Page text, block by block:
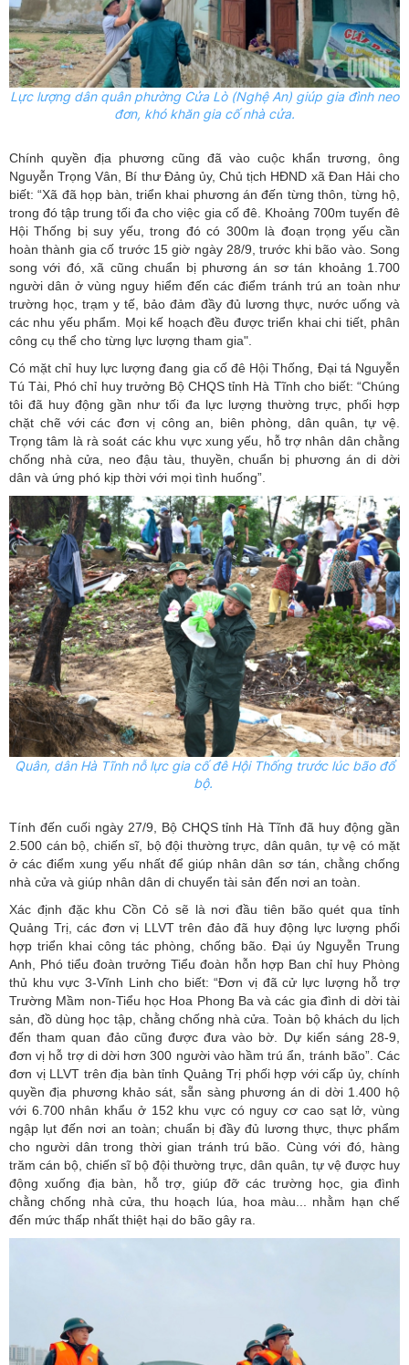
Lực lượng dân quân phường Cửa Lò (Nghệ An) giúp gia đình neo
đơn, khó khăn gia cố nhà cửa.
Chính quyền địa phương cũng đã vào cuộc khẩn trương, ông
Nguyễn Trọng Vân, Bí thư Đảng ủy, Chủ tịch HĐND xã Đan Hải cho
biết: “Xã đã họp bàn, triển khai phương án đến từng thôn, từng hộ,
trong đó tập trung tối đa cho việc gia cố đê. Khoảng 700m tuyến đê
Hội Thống bị suy yếu, trong đó có 300m là đoạn trọng yếu cần
hoàn thành gia cố trước 15 giờ ngày 28/9, trước khi bão vào. Song
song với đó, xã cũng chuẩn bị phương án sơ tán khoảng 1.700
người dân ở vùng nguy hiểm đến các điểm tránh trú an toàn như
trường học, trạm y tế, bảo đảm đầy đủ lương thực, nước uống và
các nhu yếu phẩm. Mọi kế hoạch đều được triển khai chi tiết, phân
công cụ thể cho từng lực lượng tham gia".
Có mặt chỉ huy lực lượng đang gia cố đê Hội Thống, Đại tá Nguyễn
Tú Tài, Phó chỉ huy trưởng Bộ CHQS tỉnh Hà Tĩnh cho biết: “Chúng
tôi đã huy động gần như tối đa lực lượng thường trực, phối hợp
chặt chẽ với các đơn vị công an, biên phòng, dân quân, tự vệ.
Trọng tâm là rà soát các khu vực xung yếu, hỗ trợ nhân dân chằng
chống nhà cửa, neo đậu tàu, thuyền, chuẩn bị phương án di dời
dân và ứng phó kịp thời với mọi tình huống”.
Quân, dân Hà Tĩnh nỗ lực gia cố đê Hội Thống trước lúc bão đổ
bộ.
Tính đến cuối ngày 27/9, Bộ CHQS tỉnh Hà Tĩnh đã huy động gần
2.500 cán bộ, chiến sĩ, bộ đội thường trực, dân quân, tự vệ có mặt
ở các điểm xung yếu nhất để giúp nhân dân sơ tán, chằng chống
nhà cửa và giúp nhân dân di chuyển tài sản đến nơi an toàn.
Xác định đặc khu Cồn Cỏ sẽ là nơi đầu tiên bão quét qua tỉnh
Quảng Trị, các đơn vị LLVT trên đảo đã huy động lực lượng phối
hợp triển khai công tác phòng, chống bão. Đại úy Nguyễn Trung
Anh, Phó tiểu đoàn trưởng Tiểu đoàn hỗn hợp Ban chỉ huy Phòng
thủ khu vực 3-Vĩnh Linh cho biết: “Đơn vị đã cử lực lượng hỗ trợ
Trường Mầm non-Tiểu học Hoa Phong Ba và các gia đình di dời tài
sản, đồ dùng học tập, chằng chống nhà cửa. Toàn bộ khách du lịch
đến tham quan đảo cũng được đưa vào bờ. Dự kiến sáng 28-9,
đơn vị hỗ trợ di dời hơn 300 người vào hầm trú ẩn, tránh bão”. Các
đơn vị LLVT trên địa bàn tỉnh Quảng Trị phối hợp với cấp ủy, chính
quyền địa phương khảo sát, sẵn sàng phương án di dời 1.400 hộ
với 6.700 nhân khẩu ở 152 khu vực có nguy cơ cao sạt lở, vùng
ngập lụt đến nơi an toàn; chuẩn bị đầy đủ lương thực, thực phẩm
cho người dân trong thời gian tránh trú bão. Cùng với đó, hàng
trăm cán bộ, chiến sĩ bộ đội thường trực, dân quân, tự vệ được huy
động xuống địa bàn, hỗ trợ, giúp đỡ các trường học, gia đình
chằng chống nhà cửa, thu hoạch lúa, hoa màu... nhằm hạn chế
đến mức thấp nhất thiệt hại do bão gây ra.